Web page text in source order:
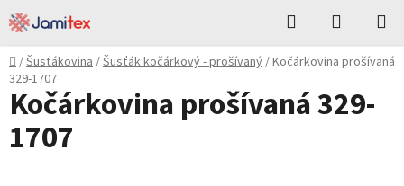
Přejít
na
obsah
Hledat
KOŠÍK
Domů
/Šusťákovina/Šusťák kočárkový - prošívaný/Kočárkovina prošívaná
329-1707
Kočárkovina prošívaná 329-
1707